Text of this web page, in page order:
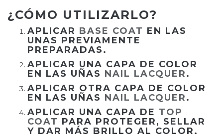
¿CÓMO UTILIZARLO?
APLICAR BASE COAT EN LAS
UNAS PREVIAMENTE
PREPARADAS.
APLICAR UNA CAPA DE COLOR
EN LAS UÑAS NAIL LACQUER.
APLICAR OTRA CAPA DE COLOR
EN LAS UÑAS NAIL LACQUER.
APLICAR UNA CAPA DE TOP
COAT PARA PROTEGER, SELLAR
Y DAR MÁS BRILLO AL COLOR.